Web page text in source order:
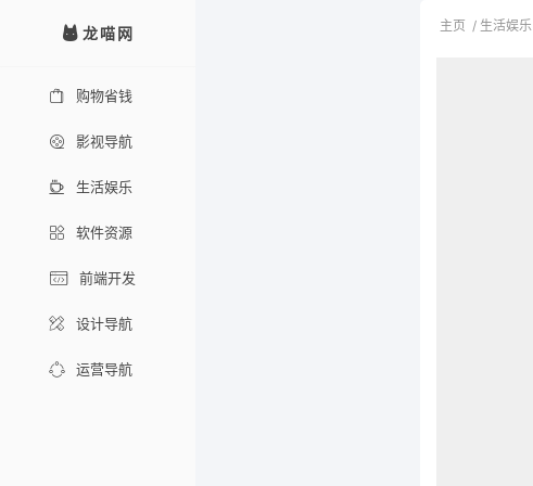
龙喵网
购物省钱
影视导航
生活娱乐
软件资源
前端开发
设计导航
运营导航
主页 / 生活娱乐